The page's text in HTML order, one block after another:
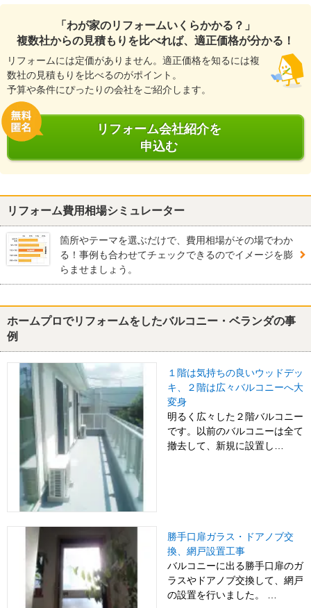
「わが家のリフォームいくらかかる？」
複数社からの見積もりを比べれば、適正価格が分かる！
リフォームには定価がありません。適正価格を知るには複
数社の見積もりを比べるのがポイント。
予算や条件にぴったりの会社をご紹介します。
リフォーム会社紹介を
申込む
リフォーム費用相場シミュレーター
箇所やテーマを選ぶだけで、費用相場がその場でわか
る！事例も合わせてチェックできるのでイメージを膨
らませましょう。
ホームプロでリフォームをしたバルコニー・ベランダの事
例
１階は気持ちの良いウッドデッ
キ、２階は広々バルコニーへ大
変身
明るく広々した２階バルコニー
です。以前のバルコニーは全て
撤去して、新規に設置し…
勝手口扉ガラス・ドアノブ交
換、網戸設置工事
バルコニーに出る勝手口扉のガ
ラスやドアノブ交換して、網戸
の設置を行いました。 …